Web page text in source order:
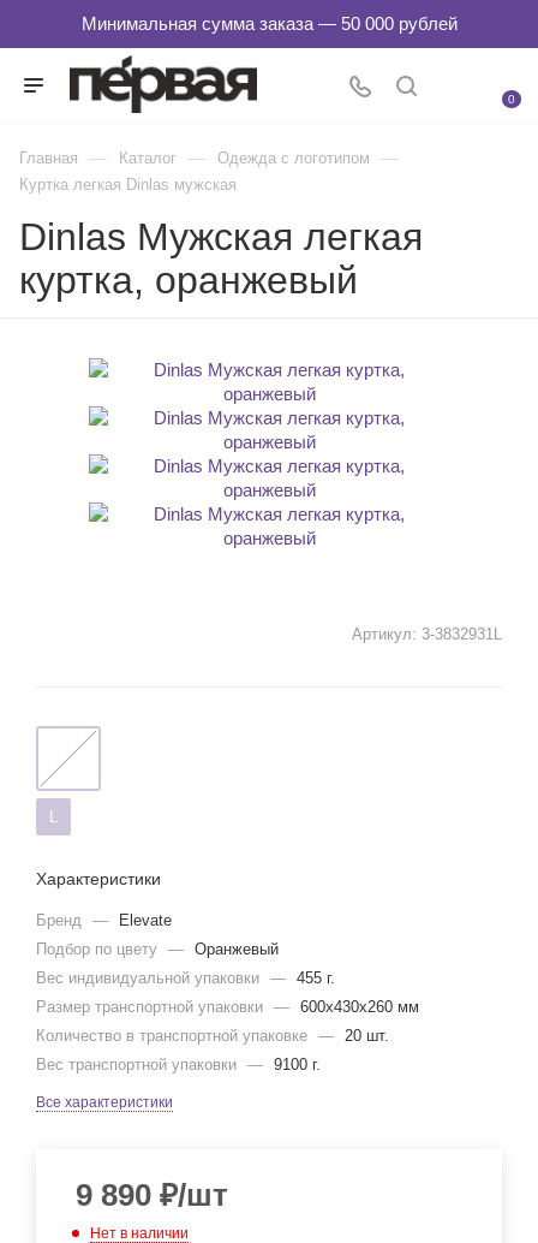
0
Главная — Каталог — Одежда с логотипом —
Куртка легкая Dinlas мужская
Dinlas Мужская легкая
куртка, оранжевый
Артикул: 3-3832931L
L
Характеристики
Бренд —
Elevate
Подбор по цвету — Оранжевый
Вес индивидуальной упаковки — 455 г.
Размер транспортной упаковки — 600x430x260 мм
Количество в транспортной упаковке — 20 шт.
Вес транспортной упаковки — 9100 г.
Все характеристики
9 890 ₽/шт
Нет в наличии